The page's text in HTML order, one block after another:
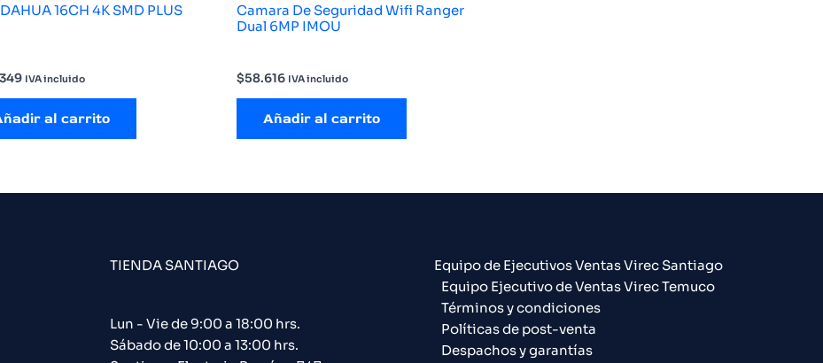
16CH 4K SMD PLUS
IVA incluido
al carrito
Camara De Seguridad Wifi Ranger
Dual 6MP IMOU
$58.616 IVA incluido
Añadir al carrito
TIENDA SANTIAGO
Lun - Vie de 9:00 a 18:00 hrs.
Sábado de 10:00 a 13:00 hrs.
Equipo de Ejecutivos Ventas Virec Santiago
Equipo Ejecutivo de Ventas Virec Temuco
Términos y condiciones
Políticas de post-venta
Despachos y garantías